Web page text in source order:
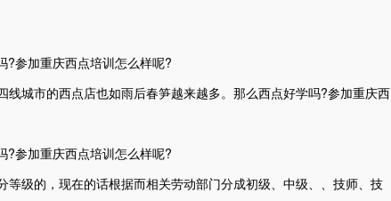
城市的西点店也如雨后春笋越来越多。那么西点好学吗?参加重庆西
级的，现在的话根据而相关劳动部门分成初级、中级、、技师、技